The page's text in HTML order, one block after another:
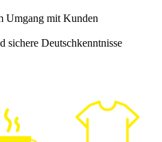
Umgang mit Kunden
sichere Deutschkenntnisse